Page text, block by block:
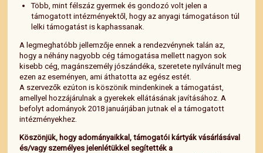
Több, mint félszáz gyermek és gondozó volt jelen a
támogatott intézményektől, hogy az anyagi támogatáson túl
lelki támogatást is kaphassanak.
A legmeghatóbb jellemzője ennek a rendezvénynek talán az,
hogy a néhány nagyobb cég támogatása mellett nagyon sok
kisebb cég, magánszemély jószándéka, szeretete nyilvánult meg
ezen az eseményen, ami áthatotta az egész estét.
A szervezők ezúton is köszönik mindenkinek a támogatást,
amellyel hozzájárulnak a gyerekek ellátásának javításához. A
befolyt adományok 2018 januárjában jutnak el a támogatott
intézményekhez.
Köszönjük, hogy adományaikkal, támogatói kártyák vásárlásával
és/vagy személyes jelenlétükkel segítették a